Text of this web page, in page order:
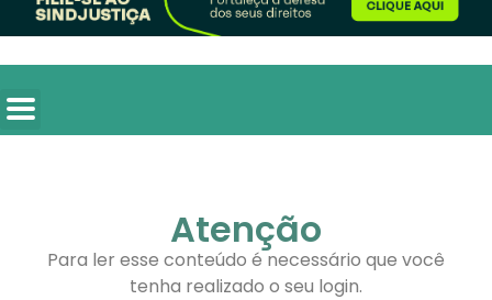
Atenção
Para ler esse conteúdo é necessário que você
tenha realizado o seu login.